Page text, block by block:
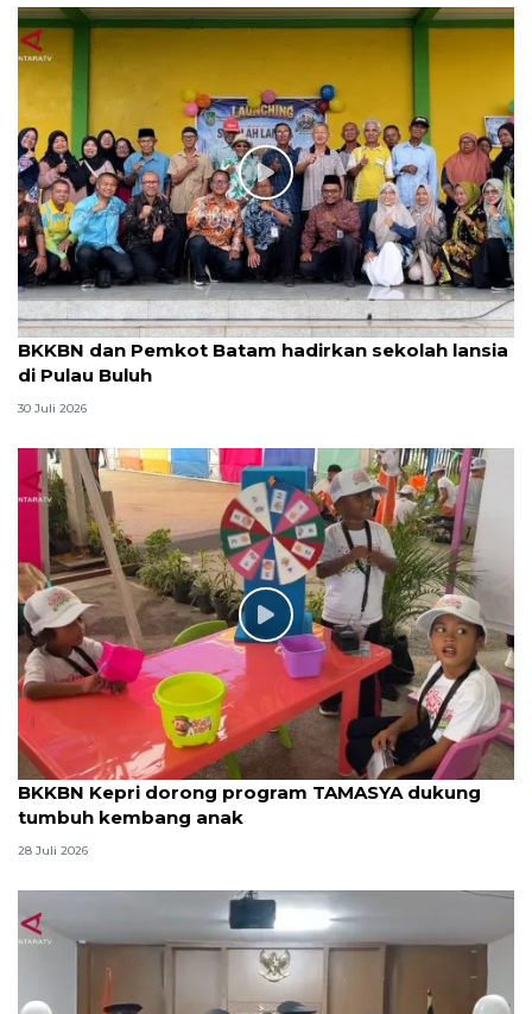
BKKBN dan Pemkot Batam hadirkan sekolah lansia
di Pulau Buluh
30 Juli 2026
BKKBN Kepri dorong program TAMASYA dukung
tumbuh kembang anak
28 Juli 2026